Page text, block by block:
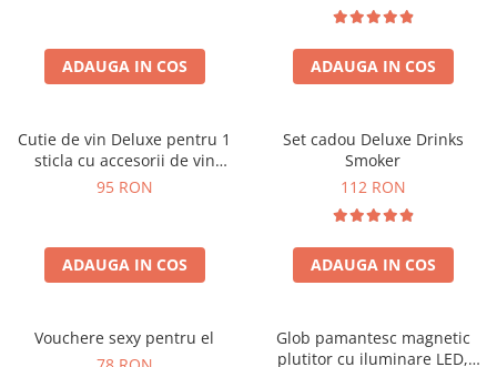
ADAUGA IN COS ADAUGA IN COS
Cutie de vin Deluxe pentru 1
sticla cu accesorii de vin
incluse interior oranj
95 RON
ADAUGA IN COS
Set cadou Deluxe Drinks
Smoker
112 RON
ADAUGA IN COS
Vouchere sexy pentru el
Glob pamantesc magnetic
plutitor cu iluminare LED,